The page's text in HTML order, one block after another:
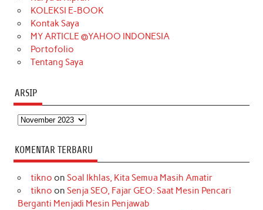
m
KOLEKSI E-BOOK
Kontak Saya
MY ARTICLE @YAHOO INDONESIA
Portofolio
Tentang Saya
ARSIP
Arsip
KOMENTAR TERBARU
tikno on Soal Ikhlas, Kita Semua Masih Amatir
tikno on Senja SEO, Fajar GEO: Saat Mesin Pencari
Berganti Menjadi Mesin Penjawab